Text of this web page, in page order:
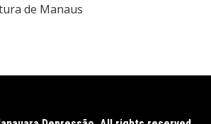
de Manaus